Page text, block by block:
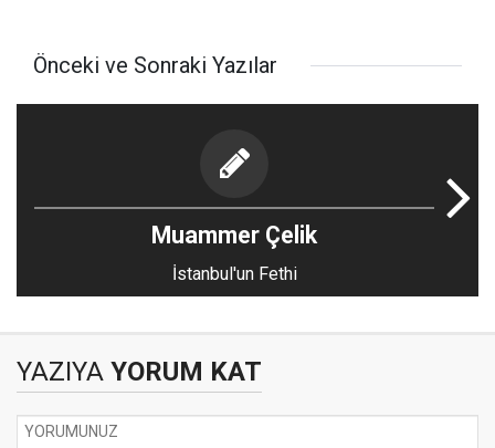
Önceki ve Sonraki Yazılar
Muammer Çelik
İstanbul'un Fethi
YAZIYA YORUM KAT